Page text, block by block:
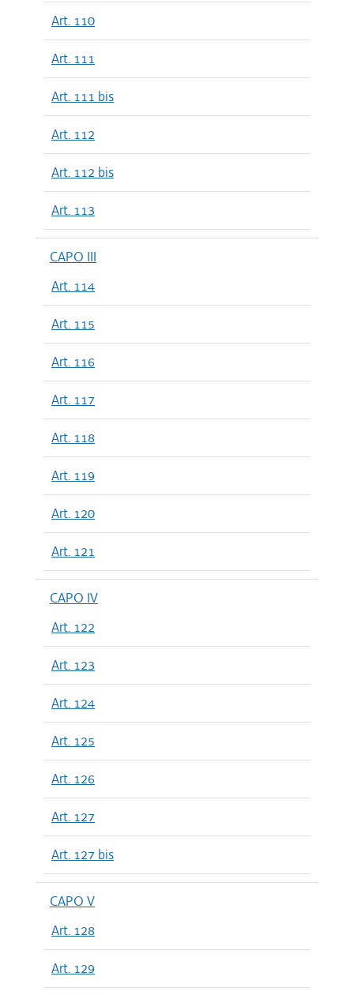
Art. 110
Art. 111
Art. 111 bis
Art. 112
Art. 112 bis
Art. 113
CAPO III
Art. 114
Art. 115
Art. 116
Art. 117
Art. 118
Art. 119
Art. 120
Art. 121
CAPO IV
Art. 122
Art. 123
Art. 124
Art. 125
Art. 126
Art. 127
Art. 127 bis
CAPO V
Art. 128
Art. 129